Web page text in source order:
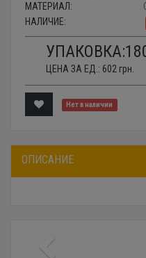
МАТЕРИАЛ:
НАЛИЧИЕ:
УПАКОВКА:
ЦЕНА ЗА ЕД.: 602 грн.
Нет в наличии
ОПИСАНИЕ